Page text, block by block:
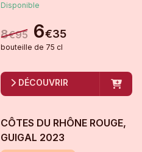
Disponible
8€95 6€35
bouteille de 75 cl
DÉCOUVRIR
CÔTES DU RHÔNE ROUGE,
GUIGAL 2023